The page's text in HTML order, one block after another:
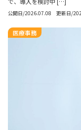
公開日/2026.07.08 更新日/
医療事務